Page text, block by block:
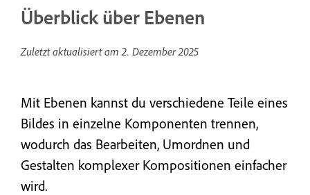
Überblick über Ebenen
Zuletzt aktualisiert am2. Dezember 2025
Mit Ebenen kannst du verschiedene Teile eines
Bildes in einzelne Komponenten trennen,
wodurch das Bearbeiten, Umordnen und
Gestalten komplexer Kompositionen einfacher
wird.